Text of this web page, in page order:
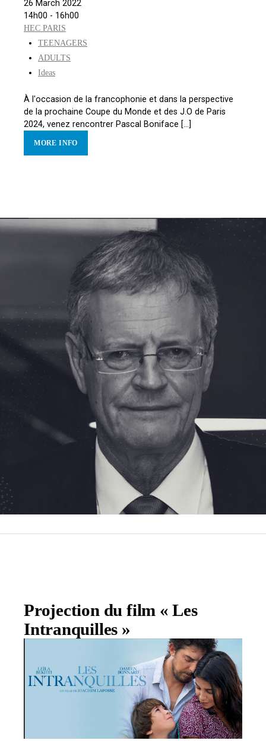
26 March 2022
14h00 - 16h00
HEC PARIS
TEENAGERS
ADULTS
Ideas
À l'occasion de la francophonie et dans la perspective
de la prochaine Coupe du Monde et des J.O de Paris
2024, venez rencontrer Pascal Boniface [...]
MORE INFO
Projection du film « Les
Intranquilles »